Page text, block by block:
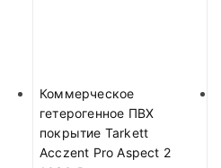
Коммерческое
гетерогенное ПВХ
покрытие Tarkett
Acczent Pro Aspect 2